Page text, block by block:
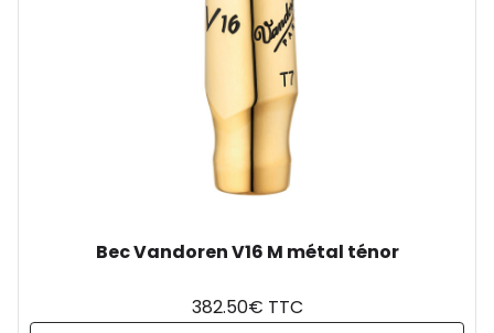
Bec Vandoren V16 M métal ténor
382.50€ TTC